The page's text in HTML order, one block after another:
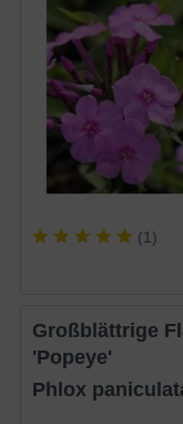
(1)
Großblättrige Flammenblume
'Popeye'
Phlox